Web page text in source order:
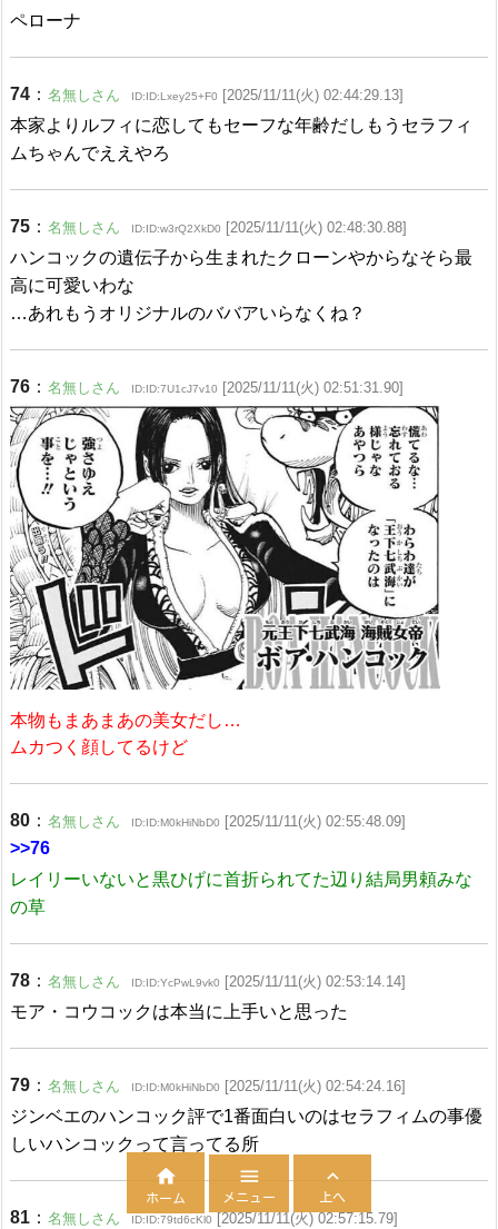
ペローナ
74 ： 名無しさん ID:ID:Lxey25+F0 [2025/11/11(火) 02:44:29.13]
本家よりルフィに恋してもセーフな年齢だしもうセラフィ
ムちゃんでええやろ
75 ： 名無しさん ID:ID:w3rQ2XkD0 [2025/11/11(火) 02:48:30.88]
ハンコックの遺伝子から生まれたクローンやからなそら最
高に可愛いわな
…あれもうオリジナルのババアいらなくね？
76 ： 名無しさん ID:ID:7U1cJ7v10 [2025/11/11(火) 02:51:31.90]
本物もまあまあの美女だし…
ムカつく顔してるけど
80 ： 名無しさん ID:ID:M0kHiNbD0 [2025/11/11(火) 02:55:48.09]
>>76
レイリーいないと黒ひげに首折られてた辺り結局男頼みな
の草
78 ： 名無しさん ID:ID:YcPwL9vk0 [2025/11/11(火) 02:53:14.14]
モア・コウコックは本当に上手いと思った
79 ： 名無しさん ID:ID:M0kHiNbD0 [2025/11/11(火) 02:54:24.16]
ジンベエのハンコック評で1番面白いのはセラフィムの事優
しいハンコックって言ってる所
81 ： 名無しさん ID:ID:79td6cKl0 [2025/11/11(火) 02:57:15.79]

ホーム

メニュー

上へ